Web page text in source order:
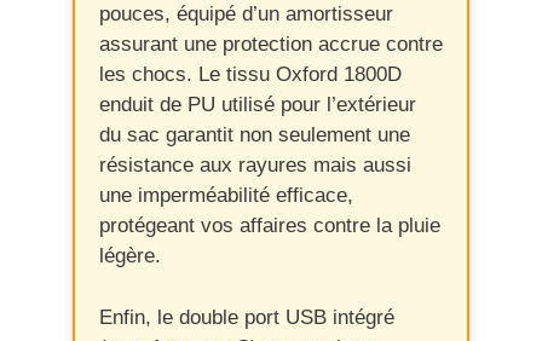
pouces, équipé d’un amortisseur
assurant une protection accrue contre
les chocs. Le tissu Oxford 1800D
enduit de PU utilisé pour l’extérieur
du sac garantit non seulement une
résistance aux rayures mais aussi
une imperméabilité efficace,
protégeant vos affaires contre la pluie
légère.
Enfin, le double port USB intégré